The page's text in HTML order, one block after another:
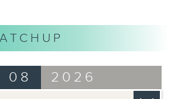
、廣玉 主唱
08 2026